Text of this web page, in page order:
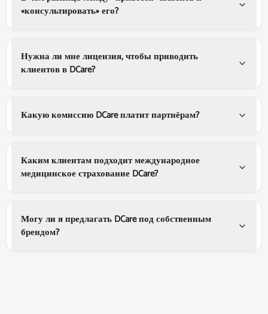
«консультировать» его?
Нужна ли мне лицензия, чтобы приводить
клиентов в DCare?
Какую комиссию DCare платит партнёрам?
Каким клиентам подходит международное
медицинское страхование DCare?
Могу ли я предлагать DCare под собственным
брендом?